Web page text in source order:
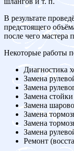
В результате
предстоящего
после чего мастера
Некоторые работы
Диагностика
Замена
Замена
Замена
Замена
Замена
Замена
Замена
Ремонт